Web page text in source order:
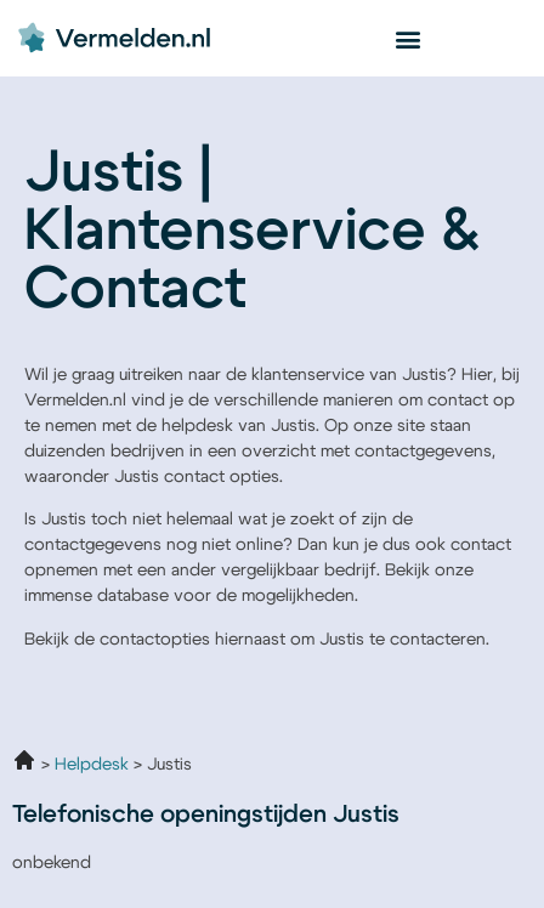
Justis |
Klantenservice &
Contact
Wil je graag uitreiken naar de klantenservice van Justis? Hier, bij
Vermelden.nl vind je de verschillende manieren om contact op
te nemen met de helpdesk van Justis. Op onze site staan
duizenden bedrijven in een overzicht met contactgegevens,
waaronder Justis contact opties.
Is Justis toch niet helemaal wat je zoekt of zijn de
contactgegevens nog niet online? Dan kun je dus ook contact
opnemen met een ander vergelijkbaar bedrijf. Bekijk onze
immense database voor de mogelijkheden.
Bekijk de contactopties hiernaast om Justis te contacteren.
Helpdesk Justis
Telefonische openingstijden Justis
onbekend